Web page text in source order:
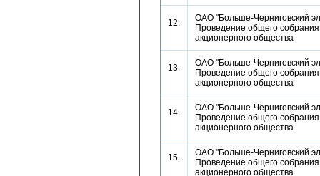
12.
ОАО "Больше-Черниговский
Проведение общего
акционерного общества
13.
ОАО "Больше-Черниговский
Проведение общего
акционерного общества
14.
ОАО "Больше-Черниговский
Проведение общего
акционерного общества
15.
ОАО "Больше-Черниговский
Проведение общего
акционерного общества